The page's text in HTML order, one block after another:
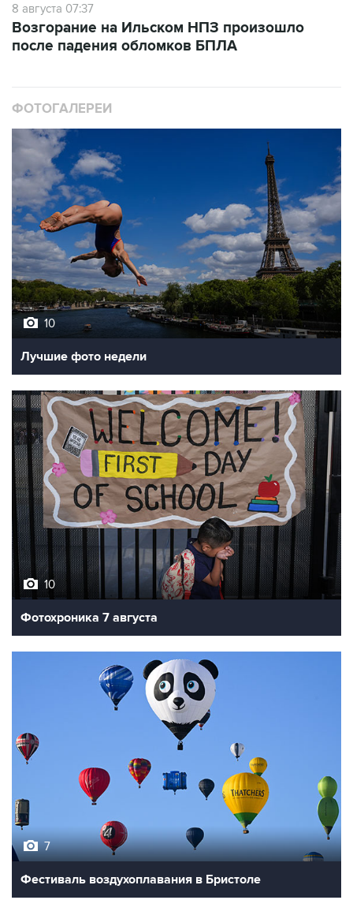
8 августа 07:37
Возгорание на Ильском НПЗ произошло
после падения обломков БПЛА
ФОТОГАЛЕРЕИ
10
Лучшие фото недели
10
Фотохроника 7 августа
7
Фестиваль воздухоплавания в Бристоле